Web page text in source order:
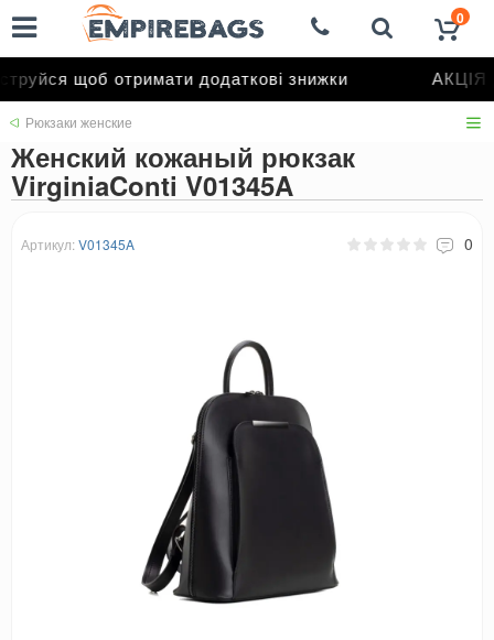
щоб отримати додаткові знижки АКЦІЯ
0
Рюкзаки женские
Женский кожаный рюкзак
VirginiaConti V01345A
Артикул: V01345A 0